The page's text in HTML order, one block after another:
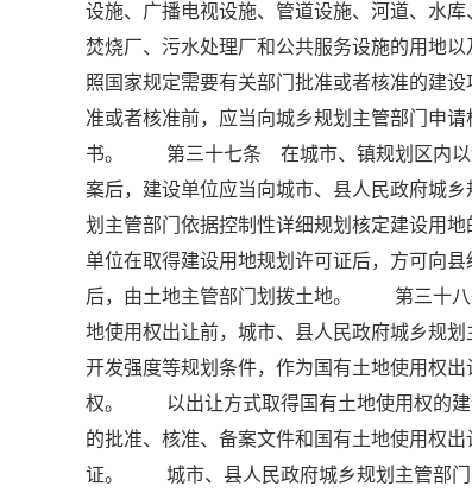
设施、广播电视设施、管道设施、河道、水
焚烧厂、污水处理厂和公共服务设施的用
照国家规定需要有关部门批准或者核准的建
准或者核准前，应当向城乡规划主管部门
书。 第三十七条 在城市、镇规划区内以划
案后，建设单位应当向城市、县人民政府城
划主管部门依据控制性详细规划核定建设
单位在取得建设用地规划许可证后，方可向
后，由土地主管部门划拨土地。 第三十八
地使用权出让前，城市、县人民政府城乡规
开发强度等规划条件，作为国有土地使用权
权。 以出让方式取得国有土地使用权的建
的批准、核准、备案文件和国有土地使用权
证。 城市、县人民政府城乡规划主管部门